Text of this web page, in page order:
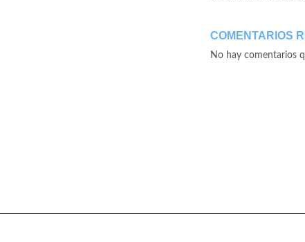
COMENTARIOS
No hay comentarios